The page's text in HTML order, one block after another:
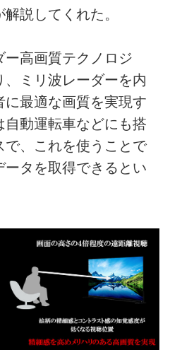
説してくれた。
高画質テクノロジ
ミリ波レーダーを内
最適な画質を実現す
自動運転車などにも搭
、これを使うことで
ータを取得できるとい